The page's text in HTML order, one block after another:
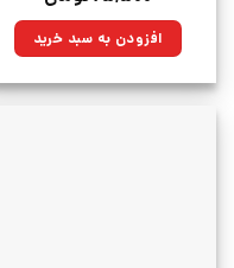
۱۰۰,۰۰۰تومان
بود.
۷۵,۵۰۰تومان.افزودن به سبد خرید